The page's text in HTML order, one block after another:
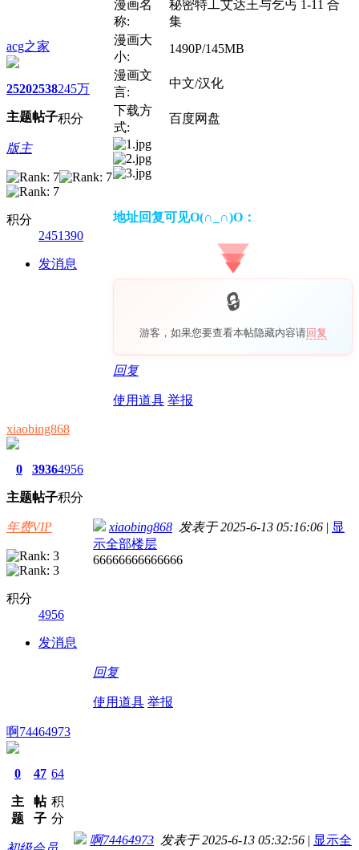
acg之家
2520
主题
2538
帖子
245万
积分
版主
积分
2451390
发消息
漫画名
称:
秘密特工艾达王与乞丐 1-11 合
集
漫画大
小:
1490P/145MB
漫画文
言:
中文/汉化
下载方
式:
百度网盘
地址回复可见O(∩_∩)O：
游客，如果您要查看本帖隐藏内容请回复
回复
使用道具 举报
xiaobing868
0
主题
3936
帖子
4956
积分
年费VIP
积分
4956
发消息
xiaobing868 发表于 2025-6-13 05:16:06 | 显
示全部楼层
66666666666666
回复
使用道具 举报
啊74464973
0
主
题
47
帖
子
64
积
分
啊74464973 发表于 2025-6-13 05:32:56 | 显示全